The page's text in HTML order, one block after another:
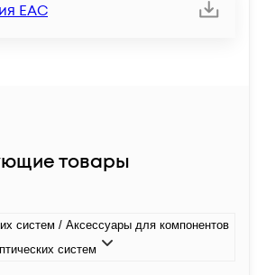
ЕАС
товары
систем / Аксессуары для компонентов
систем